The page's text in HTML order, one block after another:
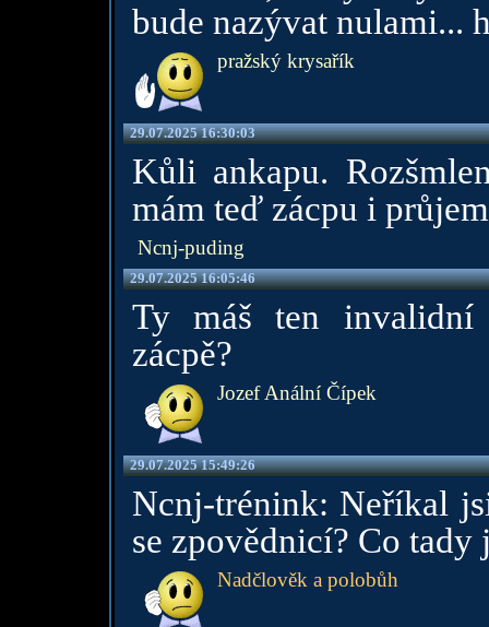
bude nazývat nulami...
pražský krysařík
29.07.2025 16:30:03
Kůli ankapu.
mám teď zácpu i
Ncnj-puding
29.07.2025 16:05:46
Ty máš ten
zácpě?
Jozef Anální Čípek
29.07.2025 15:49:26
Ncnj-trénink: Neříkal
se zpovědnicí? Co tady
Nadčlověk a polobůh